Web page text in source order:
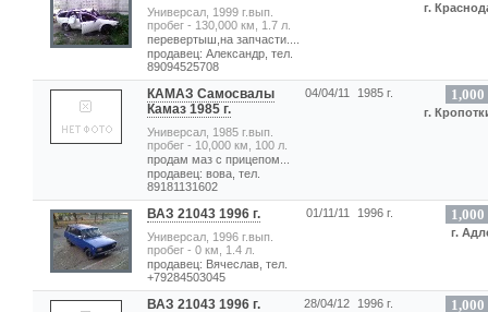
Универсал, 1999 г.вып.
пробег - 130,000 км, 1.7 л.
перевертыш,на запчасти....
продавец: Александр, тел.
89094525708
г.
КАМАЗ Самосвалы
Камаз 1985 г.
Универсал, 1985 г.вып.
пробег - 10,000 км, 100 л.
продам маз с прицепом...
продавец: вова, тел.
89181131602
04/04/11 1985 г. 1,000
г.
ВАЗ 21043 1996 г.
Универсал, 1996 г.вып.
пробег - 0 км, 1.4 л.
продавец: Вячеслав, тел.
+79284503045
01/11/11 1996 г. 1,000
г.
ВАЗ 21043 1996 г. 28/04/12 1996 г. 1,000